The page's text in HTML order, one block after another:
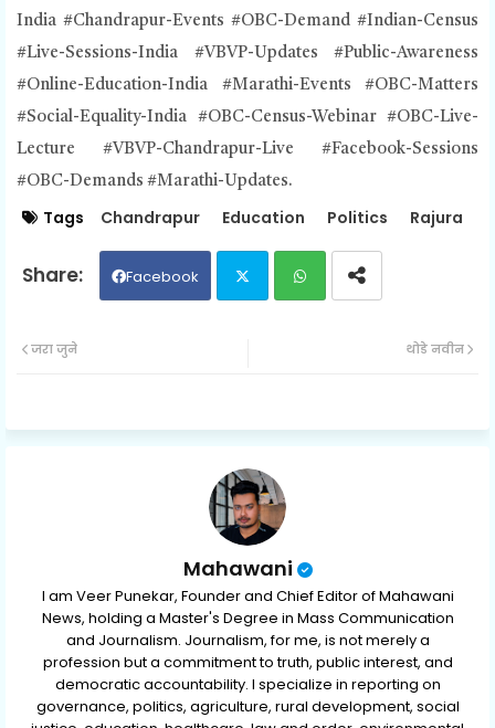
India #Chandrapur-Events #OBC-Demand #Indian-Census
#Live-Sessions-India #VBVP-Updates #Public-Awareness
#Online-Education-India #Marathi-Events #OBC-Matters
#Social-Equality-India #OBC-Census-Webinar #OBC-Live-
Lecture #VBVP-Chandrapur-Live #Facebook-Sessions
#OBC-Demands #Marathi-Updates.
Tags Chandrapur Education Politics Rajura
Facebook
ap
थोडे नवीन
जरा जुने
Mahawani
I am Veer Punekar, Founder and Chief Editor of Mahawani
News, holding a Master's Degree in Mass Communication
and Journalism. Journalism, for me, is not merely a
profession but a commitment to truth, public interest, and
democratic accountability. I specialize in reporting on
governance, politics, agriculture, rural development, social